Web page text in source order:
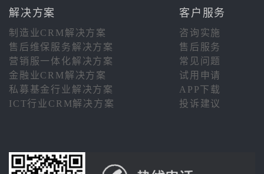
解决方案 客户服务
制造业CRM解决方案
咨询实施
售后维保服务解决方案
售后服务
营销服一体化解决方案
常见问题
金融业CRM解决方案
试用申请
私募基金行业解决方案
APP下载
ICT行业CRM解决方案
投诉建议